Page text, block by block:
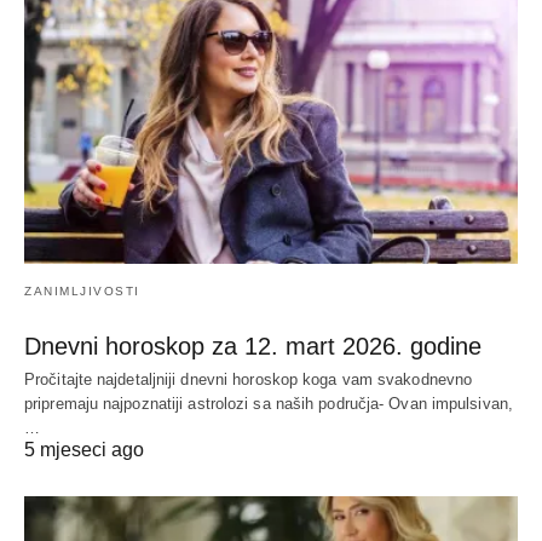
ZANIMLJIVOSTI
Dnevni horoskop za 12. mart 2026. godine
Pročitajte najdetaljniji dnevni horoskop koga vam svakodnevno
pripremaju najpoznatiji astrolozi sa naših područja- Ovan impulsivan,
5 mjeseci ago